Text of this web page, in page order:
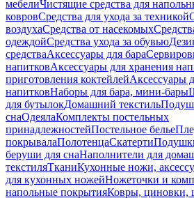
мебелиЧистящие средства для
ковровСредства для ухода за техникой
воздухаСредства от насекомых
одеждойСредства ухода за обувью
средстваАксессуары для бара
напитковАксессуары для хранения
приготовления коктейлейАксессуары
напитковНаборы для бара, мини-бары
для бутылокДомашний текстиль
снаОдеялаКомплекты постельных
принадлежностейПостельное белье
покрывалаПолотенцаСкатерти
беруши для снаНаполнители для
текстиляТканиКухонные ножи,
для кухонных ножейНожеточки и
напольные покрытияКовры, циновки,